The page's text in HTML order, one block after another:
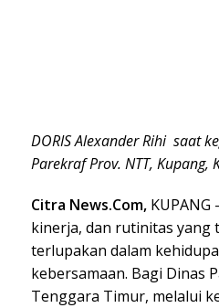
DORIS Alexander Rihi saat
Parekraf Prov. NTT,
Citra News.Com, KUPANG
kinerja, dan rutinitas yang
terlupakan dalam
kebersamaan. Bagi Dinas
Tenggara Timur, melalui